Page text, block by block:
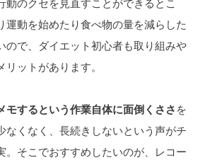
運動を始めたり食べ物の量を減らした
ので、ダイエット初心者も取り組みや
ットがあります。
モするという作業自体に面倒くささ を
なくなく、長続きしないという声がチ
。そこでおすすめしたいのが、レコー